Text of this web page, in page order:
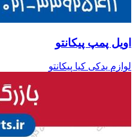
اویل پمپ پیکانتو
لوازم یدکی کیا پیکانتو